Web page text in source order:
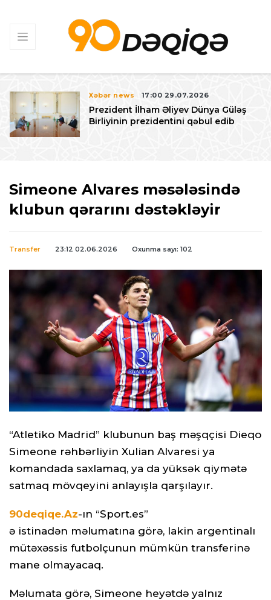
Xəbər news 17:00 29.07.2026
Prezident İlham Əliyev Dünya Güləş
Birliyinin prezidentini qəbul edib
Simeone Alvares məsələsində
klubun qərarını dəstəkləyir
Transfer 23:12 02.06.2026 Oxunma sayı: 102
“Atletiko Madrid” klubunun baş məşqçisi Dieqo
Simeone rəhbərliyin Xulian Alvaresi ya
komandada saxlamaq, ya da yüksək qiymətə
satmaq mövqeyini anlayışla qarşılayır.
90deqiqe.Az-ın “Sport.es”
ə istinadən məlumatına görə, lakin argentinalı
mütəxəssis futbolçunun mümkün transferinə
mane olmayacaq.
Məlumata görə, Simeone heyətdə yalnız